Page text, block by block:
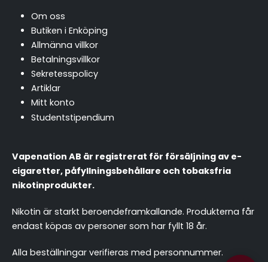
Om oss
Butiken i Enköping
Allmänna villkor
Betalningsvillkor
Sekretesspolicy
Artiklar
Mitt konto
Studentstipendium
Vapenation AB är registrerat för försäljning av e-
cigaretter, påfyllningsbehållare och tobaksfria
nikotinprodukter.
Nikotin är starkt beroendeframkallande. Produkterna får
endast köpas av personer som har fyllt 18 år.
Alla beställningar verifieras med personnummer.